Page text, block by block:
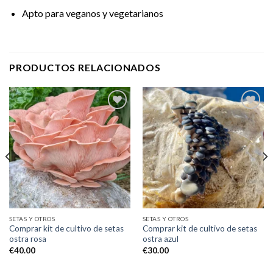
Apto para veganos y vegetarianos
PRODUCTOS RELACIONADOS
Add to
wishlist
SETAS Y OTROS
Comprar kit de cultivo de setas
ostra rosa
€40.00
Add to
wishlist
SETAS Y OTROS
Comprar kit de cultivo de setas
ostra azul
€30.00